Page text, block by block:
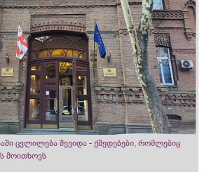
ცვლილება შევიდა - ქმედებები, რომლებიც
მოითხოვს